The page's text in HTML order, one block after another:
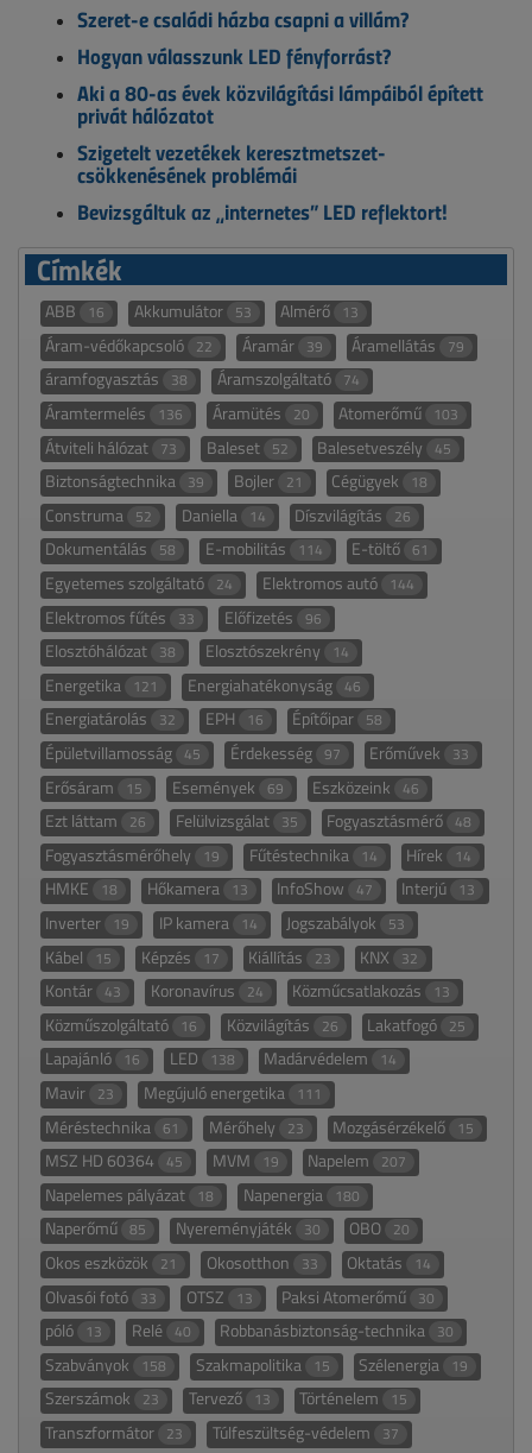
Szeret-e családi házba csapni a villám?
Hogyan válasszunk LED fényforrást?
Aki a 80-as évek közvilágítási lámpáiból épített
privát hálózatot
Szigetelt vezetékek keresztmetszet-
csökkenésének problémái
Bevizsgáltuk az „internetes” LED reflektort!
Címkék
ABB 16 Akkumulátor 53 Almérő 13
Áram-védőkapcsoló 22 Áramár 39 Áramellátás 79
áramfogyasztás 38 Áramszolgáltató 74
Áramtermelés 136 Áramütés 20 Atomerőmű 103
Átviteli hálózat 73 Baleset 52 Balesetveszély 45
Biztonságtechnika 39 Bojler 21 Cégügyek 18
Construma 52 Daniella 14 Díszvilágítás 26
Dokumentálás 58 E-mobilitás 114 E-töltő 61
Egyetemes szolgáltató 24 Elektromos autó 144
Elektromos fűtés 33 Előfizetés 96
Elosztóhálózat 38 Elosztószekrény 14
Energetika 121 Energiahatékonyság 46
Energiatárolás 32 EPH 16 Építőipar 58
Épületvillamosság 45 Érdekesség 97 Erőművek 33
Erősáram 15 Események 69 Eszközeink 46
Ezt láttam 26 Felülvizsgálat 35 Fogyasztásmérő 48
Fogyasztásmérőhely 19 Fűtéstechnika 14 Hírek 14
HMKE 18 Hőkamera 13 InfoShow 47 Interjú 13
Inverter 19 IP kamera 14 Jogszabályok 53
Kábel 15 Képzés 17 Kiállítás 23 KNX 32
Kontár 43 Koronavírus 24 Közműcsatlakozás 13
Közműszolgáltató 16 Közvilágítás 26 Lakatfogó 25
Lapajánló 16 LED 138 Madárvédelem 14
Mavir 23 Megújuló energetika 111
Méréstechnika 61 Mérőhely 23 Mozgásérzékelő 15
MSZ HD 60364 45 MVM 19 Napelem 207
Napelemes pályázat 18 Napenergia 180
Naperőmű 85 Nyereményjáték 30 OBO 20
Okos eszközök 21 Okosotthon 33 Oktatás 14
Olvasói fotó 33 OTSZ 13 Paksi Atomerőmű 30
póló 13 Relé 40 Robbanásbiztonság-technika 30
Szabványok 158 Szakmapolitika 15 Szélenergia 19
Szerszámok 23 Tervező 13 Történelem 15
Transzformátor 23 Túlfeszültség-védelem 37